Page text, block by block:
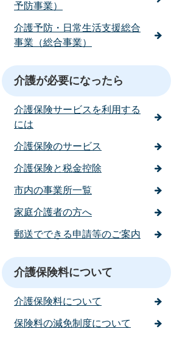
予防事業）
介護予防・日常生活支援総合
事業（総合事業）
介護が必要になったら
介護保険サービスを利用する
には
介護保険のサービス
介護保険と税金控除
市内の事業所一覧
家庭介護者の方へ
郵送でできる申請等のご案内
介護保険料について
介護保険料について
保険料の減免制度について